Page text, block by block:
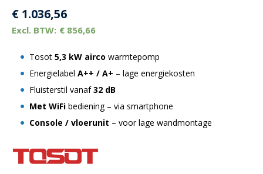
€ 1.036,56
€ 856,66
Tosot 5,3 kW airco warmtepomp
Energielabel A++ / A+ – lage energiekosten
Fluisterstil vanaf32 dB
Met WiFi bediening – via smartphone
Console / vloerunit – voor lage wandmontage